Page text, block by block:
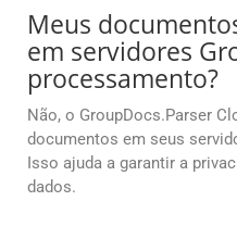
Meus
em servidores
processamento?
Não, o GroupDocs.Parser
documentos em seus
Isso ajuda a garantir a
dados.